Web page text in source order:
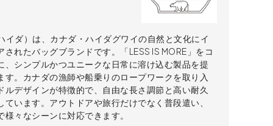
イダ）は、カナダ・ハイダグワイの自然と文化にイ
されたバッグブランドです。「LESS IS MORE」をコ
、シンプルかつユニークな日常に溶け込む製品を提
す。カナダの漁師や船乗りのロープワークを取り入
ルデザインが特徴的で、自由な長さ調節と高い耐久
ています。アウトドアや旅行だけでなく普段遣い、
様々なシーンに対応できます。